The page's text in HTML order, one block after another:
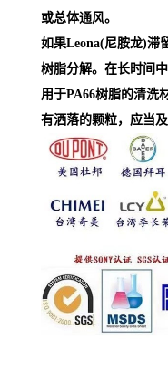
或总体通风。
如果Leona(尼胺龙)滞
树脂分解。在长时间
用于PA66树脂的清洗
有洒落的颗粒，应当